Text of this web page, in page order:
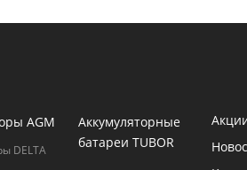
AGM
DELTA
Аккумуляторные
батареи TUBOR